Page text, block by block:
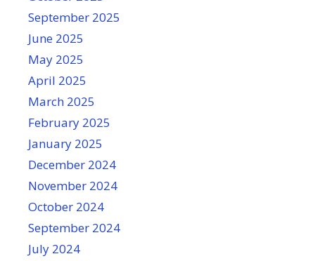
September 2025
June 2025
May 2025
April 2025
March 2025
February 2025
January 2025
December 2024
November 2024
October 2024
September 2024
July 2024